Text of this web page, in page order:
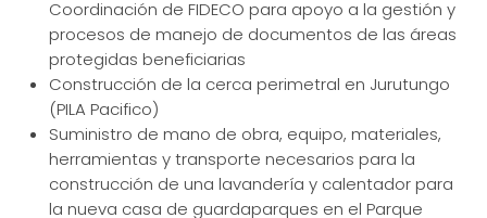
Coordinación de FIDECO para apoyo a la gestión y
procesos de manejo de documentos de las áreas
protegidas beneficiarias
Construcción de la cerca perimetral en Jurutungo
(PILA Pacifico)
Suministro de mano de obra, equipo, materiales,
herramientas y transporte necesarios para la
construcción de una lavandería y calentador para
la nueva casa de guardaparques en el Parque